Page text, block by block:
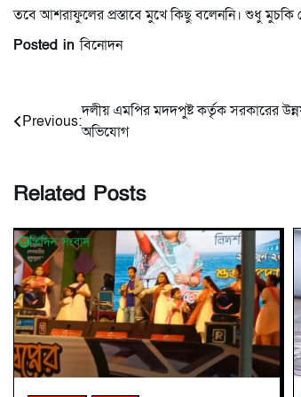
তবে আশরাফুলের প্রস্তাবে মুখে কিছু বলেননি। শুধু
Posted inবিনোদন
Post
navigation
Previous:
দলীয় এমপির মদদপুষ্ট কর্তৃক সরকারের
অভিযোগ
Related Posts